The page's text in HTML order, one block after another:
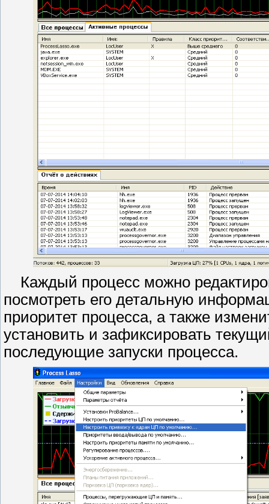
Каждый процесс можно
посмотреть его детальную
приоритет процесса, а также
установить и зафиксировать
последующие запуски процесса.